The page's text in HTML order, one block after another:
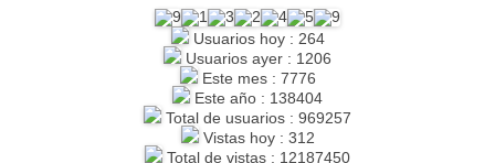
Usuarios hoy : 264
Usuarios ayer : 1206
Este mes : 7776
Este año : 138404
Total de usuarios : 969257
Vistas hoy : 312
Total de vistas : 12187450